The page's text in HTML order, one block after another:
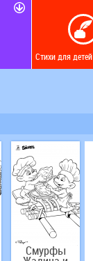
Стихи для детей
Смурфы